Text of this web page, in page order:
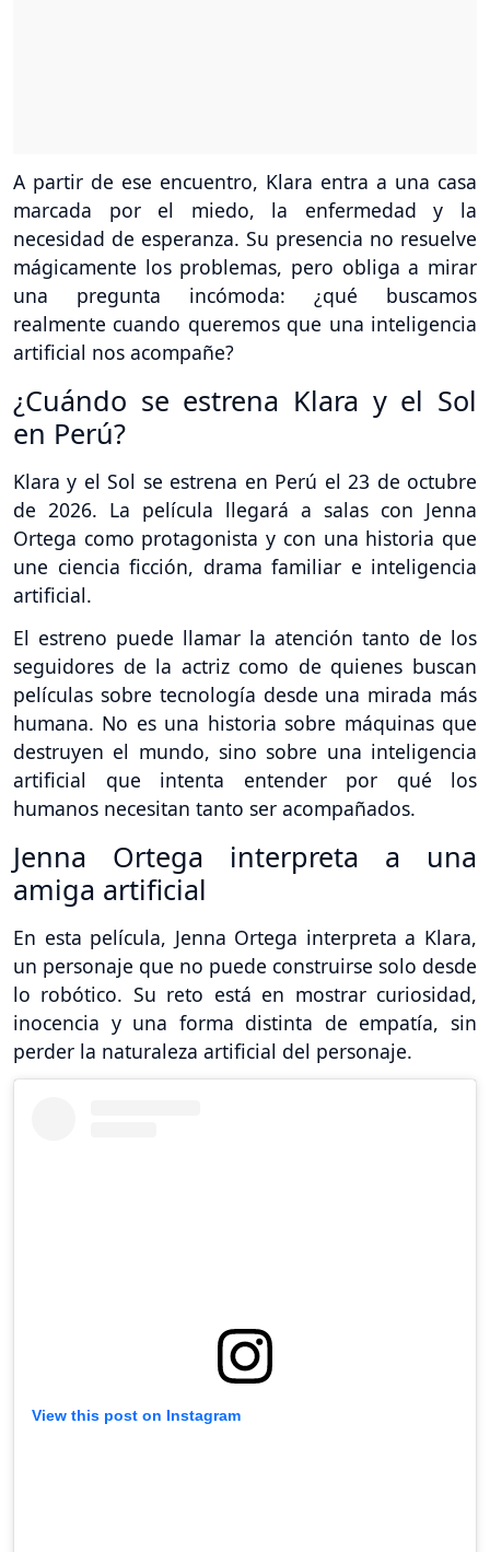
A partir de ese encuentro, Klara entra a una casa
marcada por el miedo, la enfermedad y la
necesidad de esperanza. Su presencia no resuelve
mágicamente los problemas, pero obliga a mirar
una pregunta incómoda: ¿qué buscamos
realmente cuando queremos que una inteligencia
artificial nos acompañe?
¿Cuándo se estrena Klara y el Sol
en Perú?
Klara y el Sol se estrena en Perú el 23 de octubre
de 2026. La película llegará a salas con Jenna
Ortega como protagonista y con una historia que
une ciencia ficción, drama familiar e inteligencia
artificial.
El estreno puede llamar la atención tanto de los
seguidores de la actriz como de quienes buscan
películas sobre tecnología desde una mirada más
humana. No es una historia sobre máquinas que
destruyen el mundo, sino sobre una inteligencia
artificial que intenta entender por qué los
humanos necesitan tanto ser acompañados.
Jenna Ortega interpreta a una
amiga artificial
En esta película, Jenna Ortega interpreta a Klara,
un personaje que no puede construirse solo desde
lo robótico. Su reto está en mostrar curiosidad,
inocencia y una forma distinta de empatía, sin
perder la naturaleza artificial del personaje.
View this post on Instagram